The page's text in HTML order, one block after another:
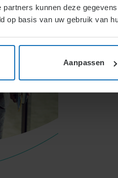
kunnen deze
op basis van uw gebruik van
Aanpassen